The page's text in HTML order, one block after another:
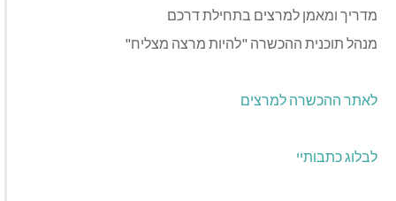
מדריך ומאמן למרצים בתחילת דרכם
מנהל תוכנית ההכשרה "להיות מרצה מצליח"
לאתר ההכשרה למרצים
לבלוג כתבותיי